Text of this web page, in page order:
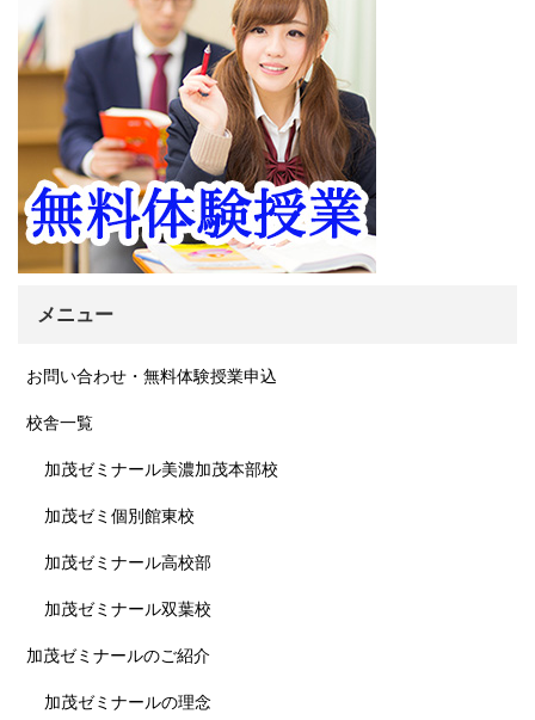
メニュー
お問い合わせ・無料体験授業申込
校舎一覧
加茂ゼミナール美濃加茂本部校
加茂ゼミ個別館東校
加茂ゼミナール高校部
加茂ゼミナール双葉校
加茂ゼミナールのご紹介
加茂ゼミナールの理念